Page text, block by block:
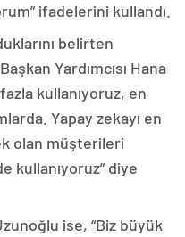
ifadelerini kullandı.
belirten
Yardımcısı Hana
kullanıyoruz, en
Yapay zekayı en
olan müşterileri
kullanıyoruz” diye
ise, “Biz büyük